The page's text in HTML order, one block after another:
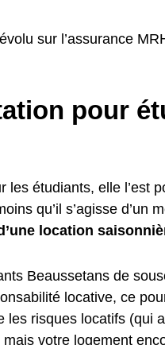
sur l’assurance
pour
les étudiants, elle l’est
qu’il s’agisse d’un
location
Beaussetans de
locative, ce
les risques locatifs (qui
votre logement